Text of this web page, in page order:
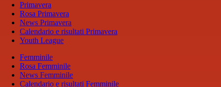
Primavera
Rosa Primavera
News Primavera
Calendario e risultati Primavera
Youth League
Femminile
Rosa Femminile
News Femminile
Calendario e risultati Femminile